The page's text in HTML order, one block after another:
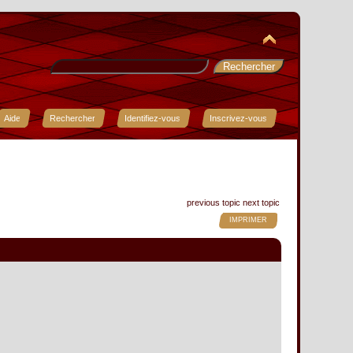
Aide Rechercher Identifiez-vous Inscrivez-vous
previous topic next topic
IMPRIMER